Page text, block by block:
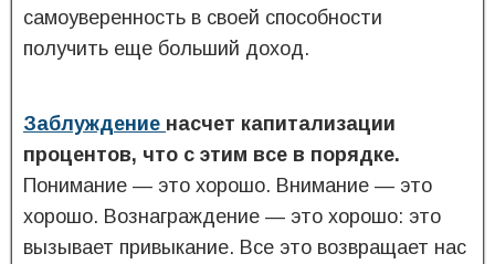
самоуверенность в своей способности
получить еще больший доход.
Заблуждение насчет капитализации
процентов, что с этим все в порядке.
Понимание — это хорошо. Внимание — это
хорошо. Вознаграждение — это хорошо: это
вызывает привыкание. Все это возвращает нас